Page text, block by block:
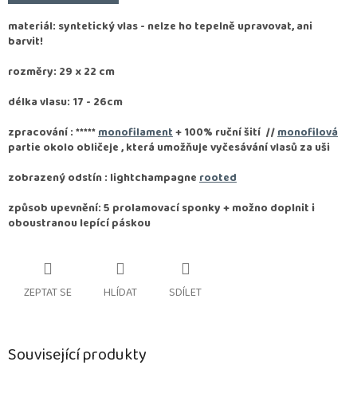
materiál: syntetický vlas - nelze ho tepelně upravovat, ani
barvit!
rozměry: 29 x 22 cm
délka vlasu: 17 - 26cm
zpracování :*****monofilament+ 100% ruční šití //monofilová
partie okolo obličeje , která umožňuje vyčesávání vlasů za uši
zobrazený odstín : lightchampagnerooted
způsob upevnění: 5 prolamovací sponky + možno doplnit i
oboustranou lepící páskou
ZEPTAT SE HLÍDAT SDÍLET
Související produkty